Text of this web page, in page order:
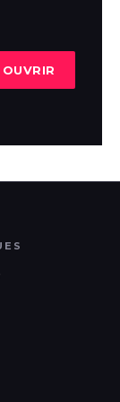
OUVRIR